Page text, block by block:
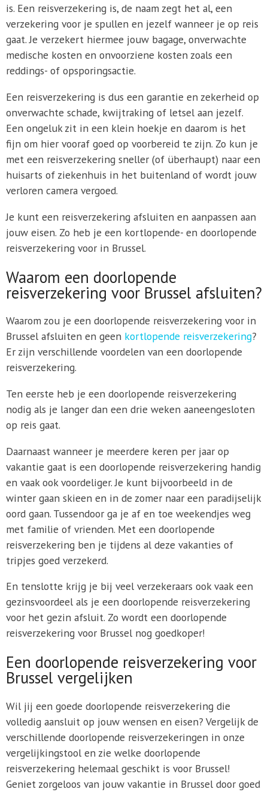
is. Een reisverzekering is, de naam zegt het al, een
verzekering voor je spullen en jezelf wanneer je op reis
gaat. Je verzekert hiermee jouw bagage, onverwachte
medische kosten en onvoorziene kosten zoals een
reddings- of opsporingsactie.
Een reisverzekering is dus een garantie en zekerheid op
onverwachte schade, kwijtraking of letsel aan jezelf.
Een ongeluk zit in een klein hoekje en daarom is het
fijn om hier vooraf goed op voorbereid te zijn. Zo kun je
met een reisverzekering sneller (of überhaupt) naar een
huisarts of ziekenhuis in het buitenland of wordt jouw
verloren camera vergoed.
Je kunt een reisverzekering afsluiten en aanpassen aan
jouw eisen. Zo heb je een kortlopende- en doorlopende
reisverzekering voor in Brussel.
Waarom een doorlopende
reisverzekering voor Brussel afsluiten?
Waarom zou je een doorlopende reisverzekering voor in
Brussel afsluiten en geen kortlopende reisverzekering?
Er zijn verschillende voordelen van een doorlopende
reisverzekering.
Ten eerste heb je een doorlopende reisverzekering
nodig als je langer dan een drie weken aaneengesloten
op reis gaat.
Daarnaast wanneer je meerdere keren per jaar op
vakantie gaat is een doorlopende reisverzekering handig
en vaak ook voordeliger. Je kunt bijvoorbeeld in de
winter gaan skieen en in de zomer naar een paradijselijk
oord gaan. Tussendoor ga je af en toe weekendjes weg
met familie of vrienden. Met een doorlopende
reisverzekering ben je tijdens al deze vakanties of
tripjes goed verzekerd.
En tenslotte krijg je bij veel verzekeraars ook vaak een
gezinsvoordeel als je een doorlopende reisverzekering
voor het gezin afsluit. Zo wordt een doorlopende
reisverzekering voor Brussel nog goedkoper!
Een doorlopende reisverzekering voor
Brussel vergelijken
Wil jij een goede doorlopende reisverzekering die
volledig aansluit op jouw wensen en eisen? Vergelijk de
verschillende doorlopende reisverzekeringen in onze
vergelijkingstool en zie welke doorlopende
reisverzekering helemaal geschikt is voor Brussel!
Geniet zorgeloos van jouw vakantie in Brussel door goed